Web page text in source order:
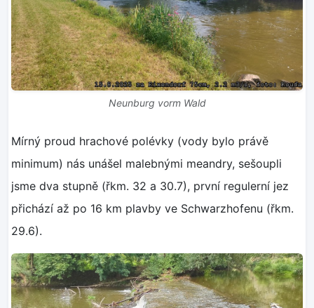
Neunburg vorm Wald
Mírný proud hrachové polévky (vody bylo právě
minimum) nás unášel malebnými meandry, sešoupli
jsme dva stupně (řkm. 32 a 30.7), první regulerní jez
přichází až po 16 km plavby ve Schwarzhofenu (řkm.
29.6).